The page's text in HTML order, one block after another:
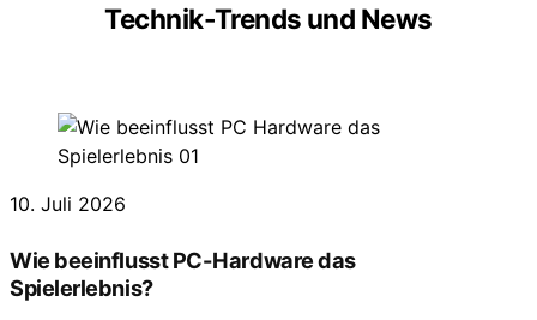
Technik-Trends und News
10. Juli 2026
Wie beeinflusst PC-Hardware das
Spielerlebnis?